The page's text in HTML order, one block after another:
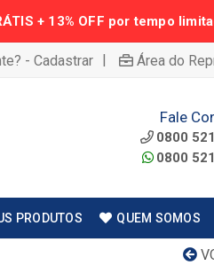
- Cadastrar | Área do
Fale
0800
0800
PRODUTOS QUEM SOMOS